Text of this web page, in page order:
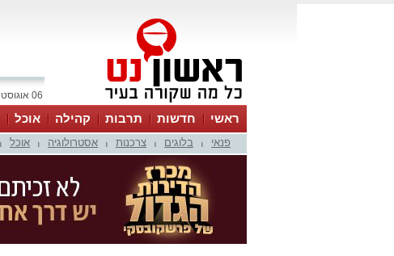
06 אוגוסט 2026 / 11:13
ראשי חדשות תרבות קהילה אוכל
פנאי בלוגים צרכנות אסטרולוגיה אוכל